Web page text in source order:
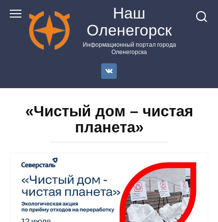
контенту
Наш
Оленегорск
Информационный портал города
Оленегорска
«Чистый дом – чистая
планета»